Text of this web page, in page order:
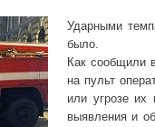
Ударными
было.
Как сообщили
на пульт
или угрозе
выявления и